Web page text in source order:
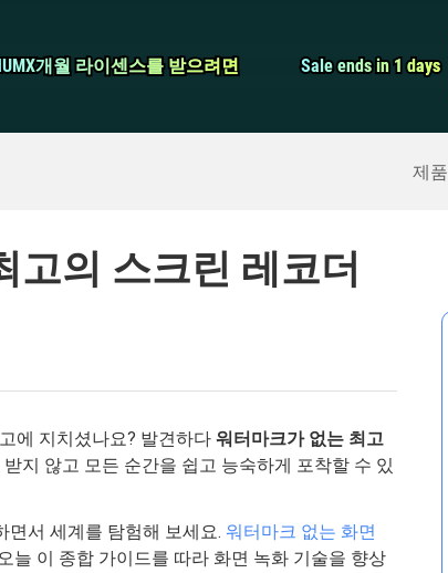
개월 라이센스를 받으려면
개월 라이센스를 받으려면 Sale ends in 1 days
Sale ends in 1 days
제품
스크린 레코더
고의 스크린 레코더
에 지치셨나요? 발견하다 워터마크가 없는 최고
지 않고 모든 순간을 쉽고 능숙하게 포착할 수 있
면서 세계를 탐험해 보세요. 워터마크 없는 화면
늘 이 종합 가이드를 따라 화면 녹화 기술을 향상